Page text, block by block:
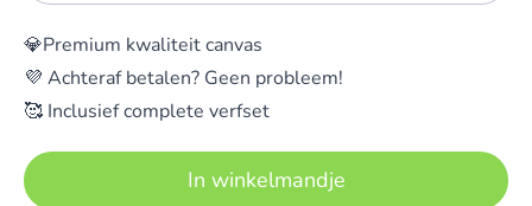
💎Premium kwaliteit canvas
💜 Achteraf betalen? Geen probleem!
🥰 Inclusief complete verfset
In winkelmandje